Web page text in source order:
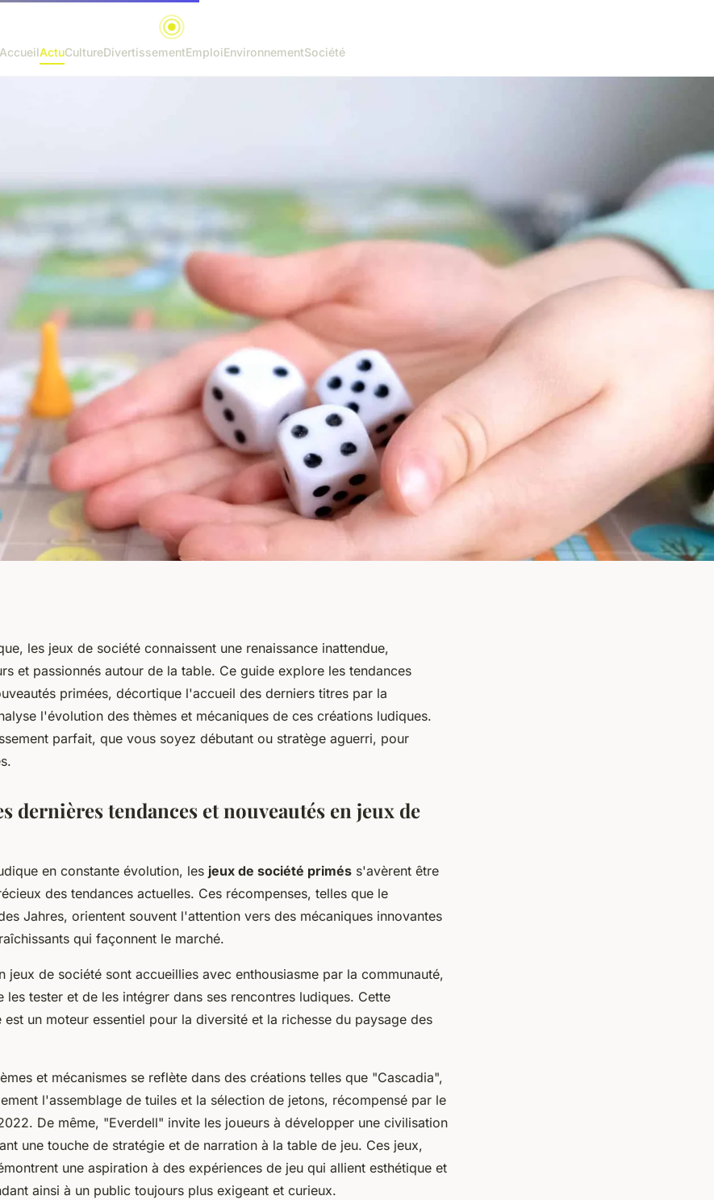
AccueilActuCultureDivertissementEmploiEnvironnementSociété
guide complet et
les jeux de société connaissent une renaissance inattendue,
et passionnés autour de la table. Ce guide explore les tendances
primées, décortique l'accueil des derniers titres par la
l'évolution des thèmes et mécaniques de ces créations ludiques.
parfait, que vous soyez débutant ou stratège aguerri, pour
dernières tendances et nouveautés en jeux de
en constante évolution, les jeux de société primés s'avèrent être
des tendances actuelles. Ces récompenses, telles que le
Jahres, orientent souvent l'attention vers des mécaniques innovantes
qui façonnent le marché.
jeux de société sont accueillies avec enthousiasme par la communauté,
les tester et de les intégrer dans ses rencontres ludiques. Cette
un moteur essentiel pour la diversité et la richesse du paysage des
et mécanismes se reflète dans des créations telles que "Cascadia",
l'assemblage de tuiles et la sélection de jetons, récompensé par le
De même, "Everdell" invite les joueurs à développer une civilisation
une touche de stratégie et de narration à la table de jeu. Ces jeux,
une aspiration à des expériences de jeu qui allient esthétique et
ainsi à un public toujours plus exigeant et curieux.